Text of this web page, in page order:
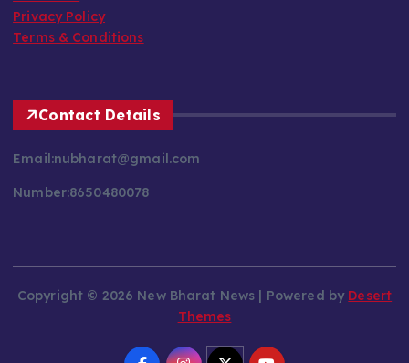
Our Team
Privacy Policy
Contact Details
Copyright © 2026 New Bharat News | Powered by